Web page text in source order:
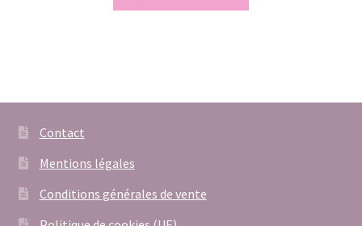
Contact
Mentions légales
Conditions générales de vente